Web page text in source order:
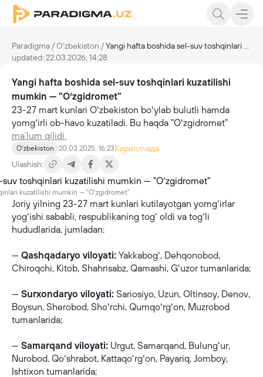
Paradigma /Oʻzbekiston /Yangi hafta boshida sel-suv toshqinlari kuzatilishi mumkin — "Oʻzgidromet"
updated: 22.03.2026, 14:28
Yangi hafta boshida sel-suv toshqinlari kuzatilishi
mumkin — "Oʻzgidromet"
23-27 mart kunlari Oʻzbekiston boʻylab bulutli hamda
yomgʻirli ob-havo kuzatiladi. Bu haqda "Oʻzgidromet"
maʼlum qilidi.
Oʻzbekiston 20.03.2025, 16:23Кириллчада
Ulashish:
kuzatilishi mumkin — "Oʻzgidromet"
Joriy yilning 23-27 mart kunlari kutilayotgan yomgʻirlar
yogʻishi sababli, respublikaning togʻ oldi va togʻli
hududlarida, jumladan:
— Qashqadaryo viloyati: Yakkabogʻ, Dehqonobod,
Chiroqchi, Kitob, Shahrisabz, Qamashi, Gʻuzor tumanlarida;
— Surxondaryo viloyati: Sariosiyo, Uzun, Oltinsoy, Denov,
Boysun, Sherobod, Shoʻrchi, Qumqoʻrgʻon, Muzrobod
tumanlarida;
— Samarqand viloyati: Urgut, Samarqand, Bulungʻur,
Nurobod, Qoʻshrabot, Kattaqoʻrgʻon, Payariq, Jomboy,
Ishtixon tumanlarida;